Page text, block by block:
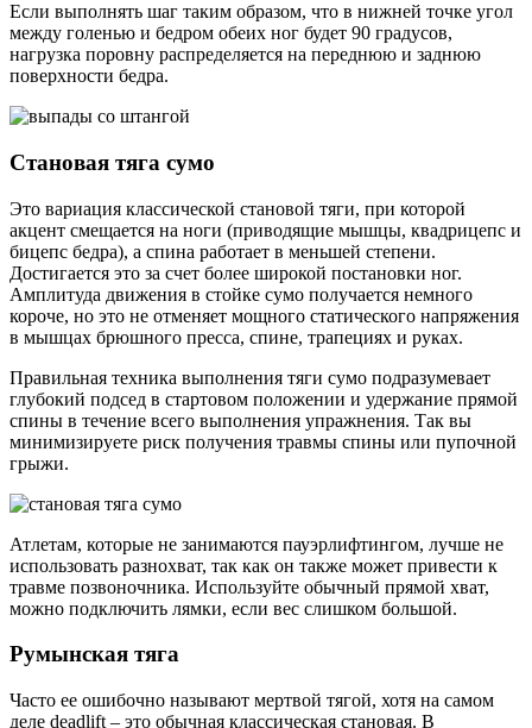
Если выполнять шаг таким образом, что в нижней точке угол
между голенью и бедром обеих ног будет 90 градусов,
нагрузка поровну распределяется на переднюю и заднюю
поверхности бедра.
Становая тяга сумо
Это вариация классической становой тяги, при которой
акцент смещается на ноги (приводящие мышцы, квадрицепс и
бицепс бедра), а спина работает в меньшей степени.
Достигается это за счет более широкой постановки ног.
Амплитуда движения в стойке сумо получается немного
короче, но это не отменяет мощного статического напряжения
в мышцах брюшного пресса, спине, трапециях и руках.
Правильная техника выполнения тяги сумо подразумевает
глубокий подсед в стартовом положении и удержание прямой
спины в течение всего выполнения упражнения. Так вы
минимизируете риск получения травмы спины или пупочной
грыжи.
Атлетам, которые не занимаются пауэрлифтингом, лучше не
использовать разнохват, так как он также может привести к
травме позвоночника. Используйте обычный прямой хват,
можно подключить лямки, если вес слишком большой.
Румынская тяга
Часто ее ошибочно называют мертвой тягой, хотя на самом
деле deadlift – это обычная классическая становая. В